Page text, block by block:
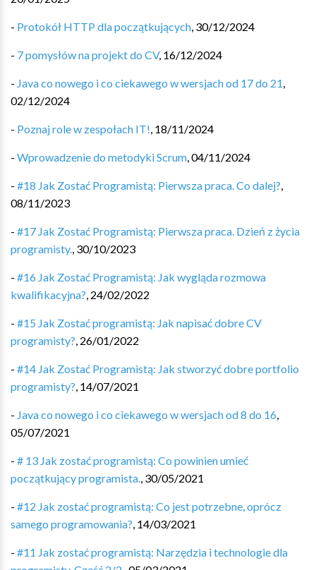
- Protokół HTTP dla początkujących, 30/12/2024
- 7 pomysłów na projekt do CV, 16/12/2024
- Java co nowego i co ciekawego w wersjach od 17 do 21,
02/12/2024
- Poznaj role w zespołach IT!, 18/11/2024
- Wprowadzenie do metodyki Scrum,04/11/2024
- #18 Jak Zostać Programistą: Pierwsza praca. Co dalej?,
08/11/2023
- #17 Jak Zostać Programistą: Pierwsza praca. Dzień z życia
programisty., 30/10/2023
- #16 Jak Zostać Programistą: Jak wygląda rozmowa
kwalifikacyjna?, 24/02/2022
- #15 Jak Zostać programistą: Jak napisać dobre CV
programisty?, 26/01/2022
- #14 Jak Zostać Programistą: Jak stworzyć dobre portfolio
programisty?, 14/07/2021
- Java co nowego i co ciekawego w wersjach od 8 do 16,
05/07/2021
- # 13 Jak zostać programistą: Co powinien umieć
początkujący programista., 30/05/2021
- #12 Jak zostać programistą: Co jest potrzebne, oprócz
samego programowania?, 14/03/2021
- #11 Jak zostać programistą: Narzędzia i technologie dla